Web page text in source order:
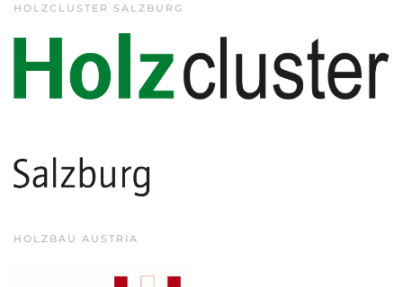
HOLZCLUSTER SALZBURG
HOLZBAU AUSTRIA